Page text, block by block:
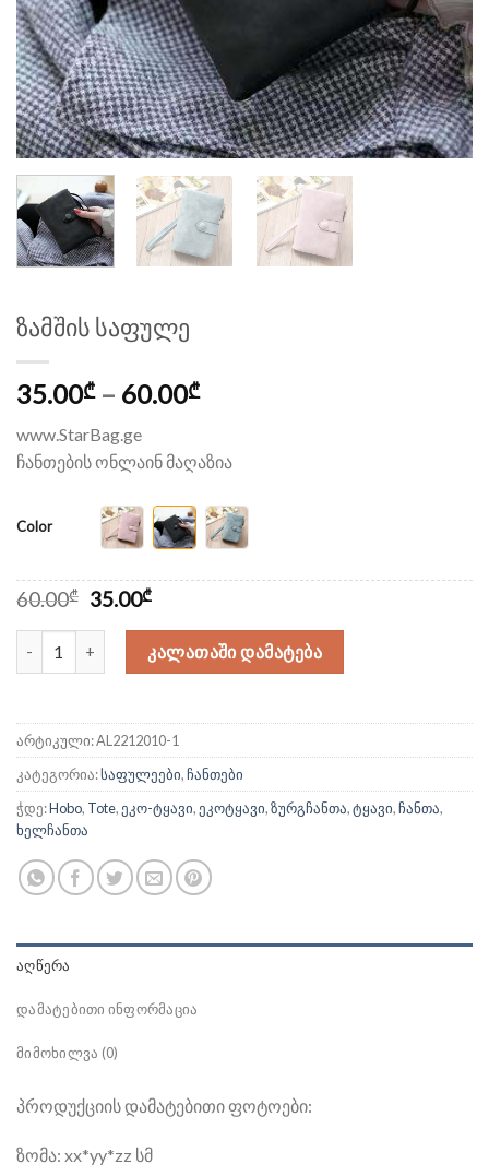
ზამშის საფულე
35.00₾– 60.00₾
www.StarBag.ge
ჩანთების ონლაინ მაღაზია
color
60.00₾
Original
was:
60.00₾.
35.00₾Current
35.00₾.
ᲙᲐᲚᲐᲗᲐᲨᲘ ᲓᲐᲛᲐᲢᲔᲑᲐ
არტიკული:AL2212010-1
კატეგორია:საფულეები,ჩანთები
ჭდე:Hobo, Tote, ეკო-ტყავი, ეკოტყავი,ზურგჩანთა,ტყავი,ჩანთა,
ხელჩანთა
ᲐᲦᲬᲔᲠᲐ
ᲓᲐᲛᲐᲢᲔᲑᲘᲗᲘ ᲘᲜᲤᲝᲠᲛᲐᲪᲘᲐ
ᲛᲘᲛᲝᲮᲘᲚᲕᲐ (0)
პროდუქციის დამატებითი ფოტოები:
ზომა: xx*yy*zz სმ